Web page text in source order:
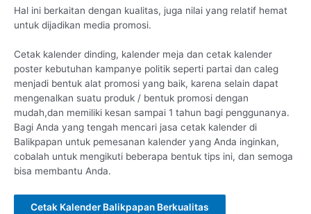
Hal ini berkaitan dengan kualitas, juga nilai yang relatif hemat
untuk dijadikan media promosi.
Cetak kalender dinding, kalender meja dan cetak kalender
poster kebutuhan kampanye politik seperti partai dan caleg
menjadi bentuk alat promosi yang baik, karena selain dapat
mengenalkan suatu produk / bentuk promosi dengan
mudah,dan memiliki kesan sampai 1 tahun bagi penggunanya.
Bagi Anda yang tengah mencari jasa cetak kalender di
Balikpapan untuk pemesanan kalender yang Anda inginkan,
cobalah untuk mengikuti beberapa bentuk tips ini, dan semoga
bisa membantu Anda.
Cetak Kalender Balikpapan Berkualitas